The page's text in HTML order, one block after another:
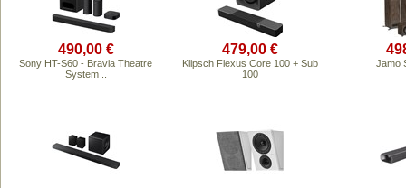
490,00 €
Sony HT-S60 - Bravia Theatre
System ..
479,00 €
Klipsch Flexus Core 100 + Sub
100
Jamo